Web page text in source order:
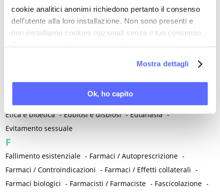
cookie analitici anonimi richiedono pertanto il consenso
dell’utente alla loro installazione. Non sono presenti e
non installiamo cookies opzionali senza il tuo consenso.
Mostra dettagli
Ok, ho capito
Endorfine Eneide Energia vitale
-
Epatite e cirrosi
-Epidemia -Epigenetica -Epilessia -
Episiotomia -Equolo -Eritropoietina -
Esame clinico obiettivo -Esami preconcezionali -Escatologia
Escherichia coli uropatogeno
-
Etica e bioetica -Eubiosi e disbiosi -Eutanasia -
Evitamento sessuale
F
Fallimento esistenziale - Farmaci / Autoprescrizione -
Farmaci / Controindicazioni - Farmaci / Effetti collaterali -
Farmaci biologici - Farmacisti / Farmaciste - Fascicolazione -